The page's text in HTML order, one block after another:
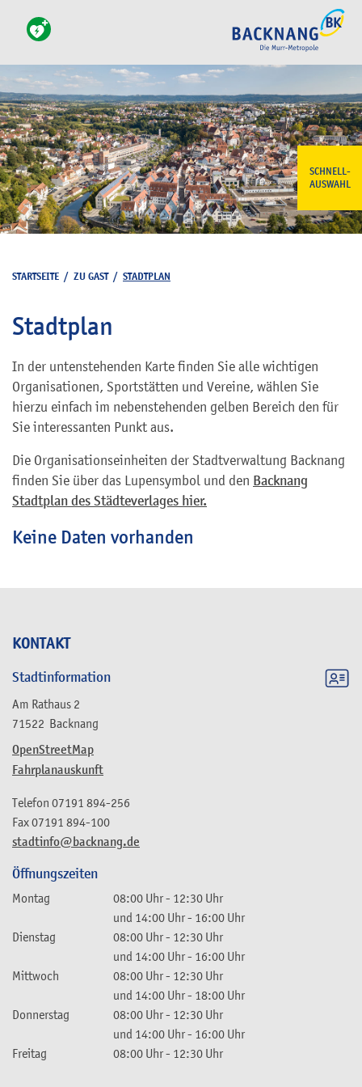
SCHNELL-
AUSWAHL
KONTAKT
Stadtinformation
Am Rathaus 2
71522 Backnang
OpenStreetMap
Fahrplanauskunft
stadtinfo@backnang.de
Telefon 07191 894-256
Fax07191 894-100
Öffnungszeiten
Montag 08:00 Uhr- 12:30 Uhr
und 14:00 Uhr- 16:00 Uhr
Dienstag
08:00 Uhr- 12:30 Uhr
und 14:00 Uhr- 16:00 Uhr
Mittwoch
08:00 Uhr- 12:30 Uhr
und 14:00 Uhr- 18:00 Uhr
Donnerstag
08:00 Uhr- 12:30 Uhr
und 14:00 Uhr- 16:00 Uhr
Freitag
08:00 Uhr- 12:30 Uhr
STARTSEITE / ZU GAST/ STADTPLAN
Stadtplan
In der untenstehenden Karte finden Sie alle wichtigen
Organisationen, Sportstätten und Vereine, wählen Sie
hierzu einfach im nebenstehenden gelben Bereich den für
Sie interessanten Punkt aus.
Die Organisationseinheiten der Stadtverwaltung Backnang
finden Sie über das Lupensymbol und den Backnang
Stadtplan des Städteverlages hier.
Keine Daten vorhanden